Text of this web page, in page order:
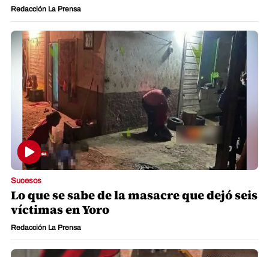
Redacción La Prensa
Sucesos
Lo que se sabe de la masacre que dejó seis
víctimas en Yoro
Redacción La Prensa